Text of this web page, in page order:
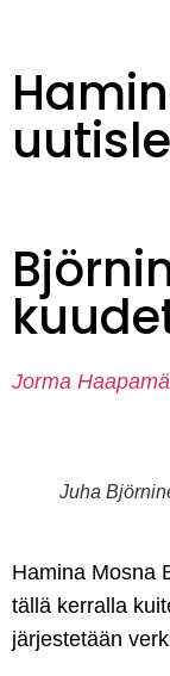
Jorma
Juha
Hamina Mosna
tällä kerralla
järjestetään